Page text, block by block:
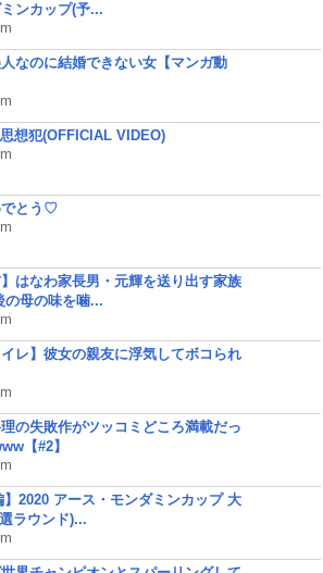
ンカップ(予...
人なのに結婚できない女【マンガ動
想犯(OFFICIAL VIDEO)
でとう♡
】はなわ家長男・元輝を送り出す家族
の母の味を噛...
イレ】彼女の親友に浮気してボコられ
理の失敗作がツッコミどころ満載だっ
【#2】
】2020 アース・モンダミンカップ 大
ラウンド)...